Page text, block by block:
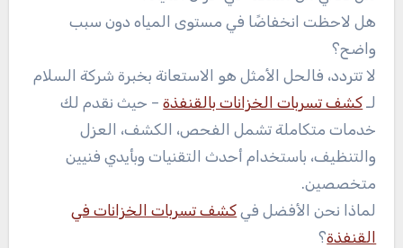
هل لاحظت انخفاضًا في مستوى المياه دون سبب
واضح؟
لا تتردد، فالحل الأمثل هو الاستعانة بخبرة شركة السلام
لـ كشف تسربات الخزانات بالقنفذة– حيث نقدم لك
خدمات متكاملة تشمل الفحص، الكشف، العزل
والتنظيف، باستخدام أحدث التقنيات وبأيدي فنيين
متخصصين.
لماذا نحن الأفضل في كشف تسربات الخزانات في
القنفذة؟